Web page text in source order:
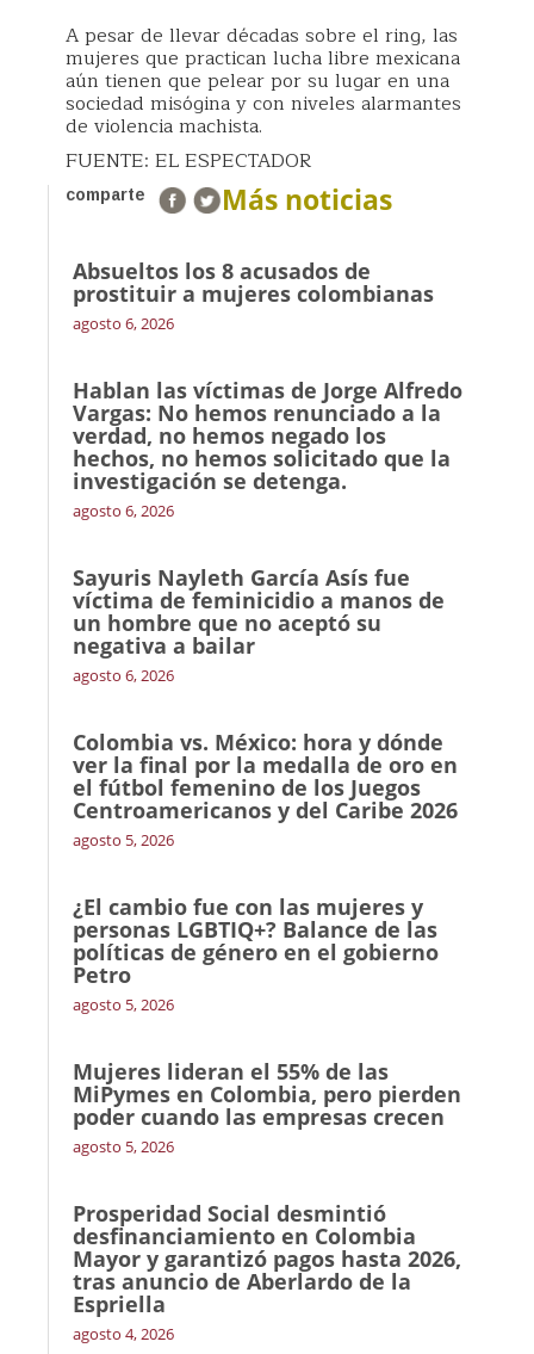
A pesar de llevar décadas sobre el ring, las
mujeres que practican lucha libre mexicana
aún tienen que pelear por su lugar en una
sociedad misógina y con niveles alarmantes
de violencia machista.
FUENTE: EL ESPECTADOR
comparte Más noticias
Absueltos los 8 acusados de
prostituir a mujeres colombianas
agosto 6, 2026
Hablan las víctimas de Jorge Alfredo
Vargas: No hemos renunciado a la
verdad, no hemos negado los
hechos, no hemos solicitado que la
investigación se detenga.
agosto 6, 2026
Sayuris Nayleth García Asís fue
víctima de feminicidio a manos de
un hombre que no aceptó su
negativa a bailar
agosto 6, 2026
Colombia vs. México: hora y dónde
ver la final por la medalla de oro en
el fútbol femenino de los Juegos
Centroamericanos y del Caribe 2026
agosto 5, 2026
¿El cambio fue con las mujeres y
personas LGBTIQ+? Balance de las
políticas de género en el gobierno
Petro
agosto 5, 2026
Mujeres lideran el 55% de las
MiPymes en Colombia, pero pierden
poder cuando las empresas crecen
agosto 5, 2026
Prosperidad Social desmintió
desfinanciamiento en Colombia
Mayor y garantizó pagos hasta 2026,
tras anuncio de Aberlardo de la
Espriella
agosto 4, 2026